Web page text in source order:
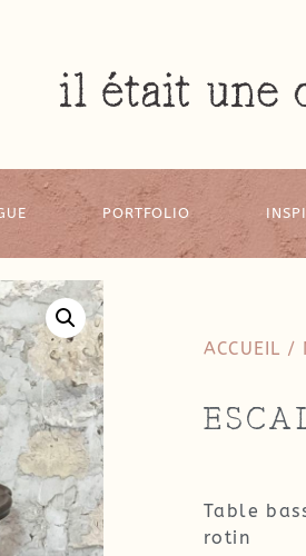
PORTFOLIO
ACCUEIL /
Table
rotin